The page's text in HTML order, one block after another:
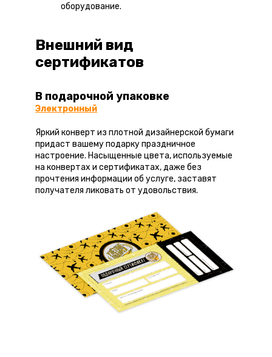
оборудование.
Внешний вид
сертификатов
В подарочной упаковке
Электронный
Яркий конверт из плотной дизайнерской бумаги
придаст вашему подарку праздничное
настроение. Насыщенные цвета, используемые
на конвертах и сертификатах, даже без
прочтения информации об услуге, заставят
получателя ликовать от удовольствия.